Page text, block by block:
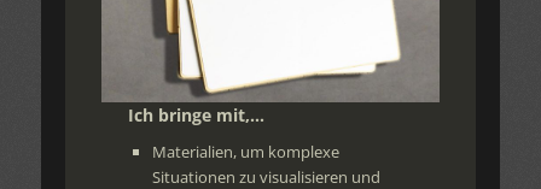
Ich bringe mit,…
Materialien, um komplexe
Situationen zu visualisieren und